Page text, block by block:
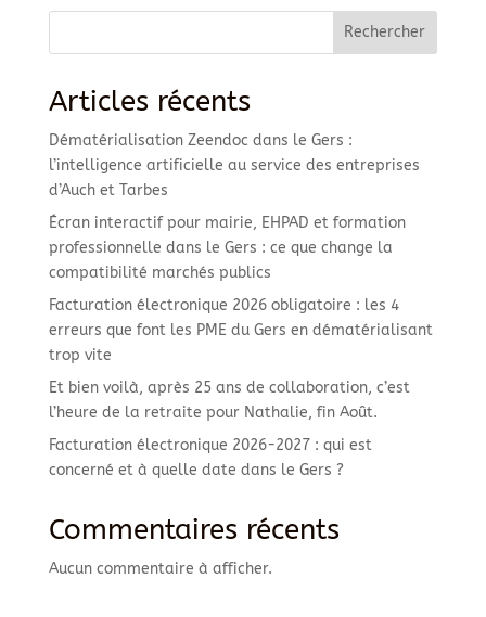
Rechercher
Articles récents
Dématérialisation Zeendoc dans le Gers :
l’intelligence artificielle au service des entreprises
d’Auch et Tarbes
Écran interactif pour mairie, EHPAD et formation
professionnelle dans le Gers : ce que change la
compatibilité marchés publics
Facturation électronique 2026 obligatoire : les 4
erreurs que font les PME du Gers en dématérialisant
trop vite
Et bien voilà, après 25 ans de collaboration, c’est
l’heure de la retraite pour Nathalie, fin Août.
Facturation électronique 2026-2027 : qui est
concerné et à quelle date dans le Gers ?
Commentaires récents
Aucun commentaire à afficher.